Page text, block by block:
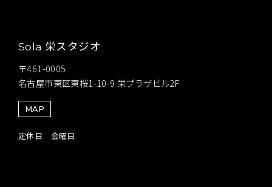
Sola 栄スタジオ
〒461-0005
名古屋市東区東桜1-10-9 栄プラザビル2F
MAP
定休日 金曜日